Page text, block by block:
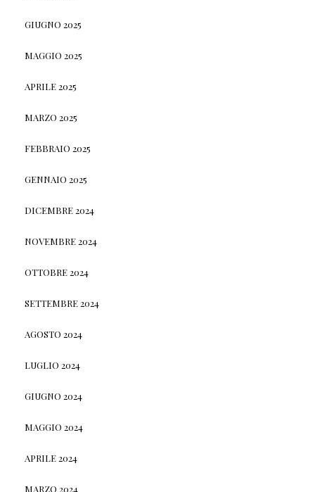
GIUGNO 2025
MAGGIO 2025
APRILE 2025
MARZO 2025
FEBBRAIO 2025
GENNAIO 2025
DICEMBRE 2024
NOVEMBRE 2024
OTTOBRE 2024
SETTEMBRE 2024
AGOSTO 2024
LUGLIO 2024
GIUGNO 2024
MAGGIO 2024
APRILE 2024
MARZO 2024